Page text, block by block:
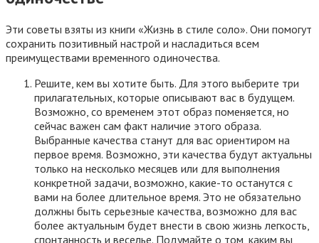
Эти советы взяты из книги «Жизнь в стиле соло». Они помогут
сохранить позитивный настрой и насладиться всем
преимуществами временного одиночества.
Решите, кем вы хотите быть. Для этого выберите три
прилагательных, которые описывают вас в будущем.
Возможно, со временем этот образ поменяется, но
сейчас важен сам факт наличие этого образа.
Выбранные качества станут для вас ориентиром на
первое время. Возможно, эти качества будут актуальны
только на несколько месяцев или для выполнения
конкретной задачи, возможно, какие-то останутся с
вами на более длительное время. Это не обязательно
должны быть серьезные качества, возможно для вас
более актуальным будет внести в свою жизнь легкость,
спонтанность и веселье. Подумайте о том, каким вы